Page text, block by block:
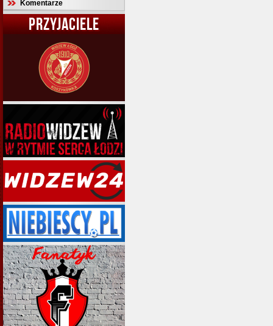
Komentarze
PRZYJACIELE